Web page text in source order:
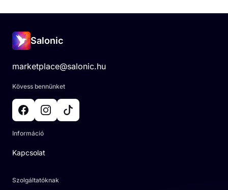
Salonic
marketplace@salonic.hu
Kövess bennünket
Információ
Kapcsolat
Szolgáltatóknak